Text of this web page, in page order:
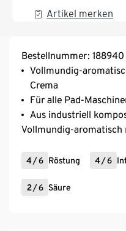
Artikel merken
Bestellnummer: 188940
Vollmundig-
Crema
Für alle Pad-
Aus industriell
Vollmundig-
4/6 Röstung 4/6
2 /6 Säure